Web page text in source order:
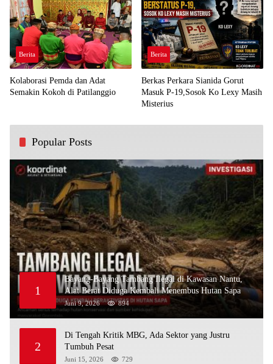
Berita
Kolaborasi Pemda dan Adat
Semakin Kokoh di Patilanggio
Berita
Berkas Perkara Sianida Gorut
Masuk P-19,Sosok Ko Lexy Masih
Misterius
Popular Posts
1
Bayang-Bayang Tambang Ilegal di Kawasan Nantu,
Alat Berat Diduga Kembali Menembus Hutan Sapa
Juni 9, 2026 894
2
Di Tengah Kritik MBG, Ada Sektor yang Justru
Tumbuh Pesat
Juni 15, 2026 729